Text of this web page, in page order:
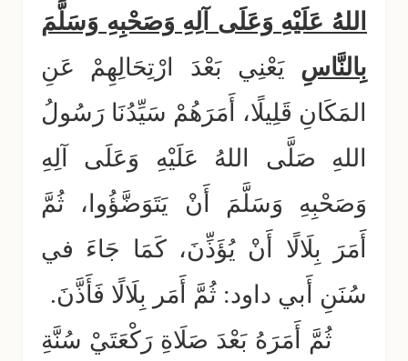
اللهُ عَلَيْهِ وَعَلَى آلِهِ وَصَحْبِهِ وَسَلَّمَ
بِالنَّاسِ يَعْنِي بَعْدَ ارْتِحَالِهِمْ عَنِ
المَكَانِ قَلِيلًا، أَمَرَهُمْ سَيِّدُنَا رَسُولُ
اللهِ صَلَّى اللهُ عَلَيْهِ وَعَلَى آلِهِ
وَصَحْبِهِ وَسَلَّمَ أَنْ يَتَوَضَّؤُوا، ثُمَّ
أَمَرَ بِلَالًا أَنْ يُؤَذِّنَ، كَمَا جَاءَ في
سُنَنِ أَبي داود: ثُمَّ أَمَر بِلَالًا فَأَذَّنَ.
ثُمَّ أَمَرَهُ بَعْدَ صَلَاةِ رَكْعَتَيْ سُنَّةِ